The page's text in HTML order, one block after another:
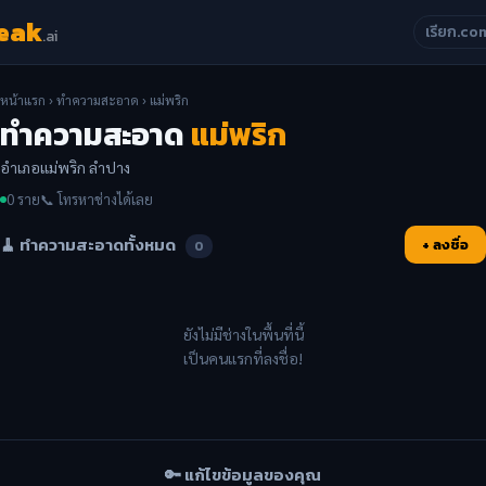
.ai เรียก
หน้าแรก ›ทำความสะอาด › แม่พริก
ทำความสะอาดแม่พริก
อำเภอแม่พริก ลำปาง
0 ราย📞 โทรหาช่างได้เลย
🧹 ทำความสะอาดทั้งหมด 0 + ลงชื่อ
ยังไม่มีช่างในพื้นที่นี้
เป็นคนแรกที่ลงชื่อ!
🔑 แก้ไขข้อมูลของคุณ